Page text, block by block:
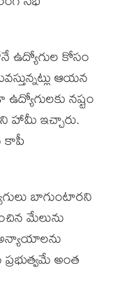
ఉద్యోగుల కోసం
ఆయన
నష్టం
హామీ ఇచ్చారు.
కాపీ
బాగుంటారని
మేలును
అంత